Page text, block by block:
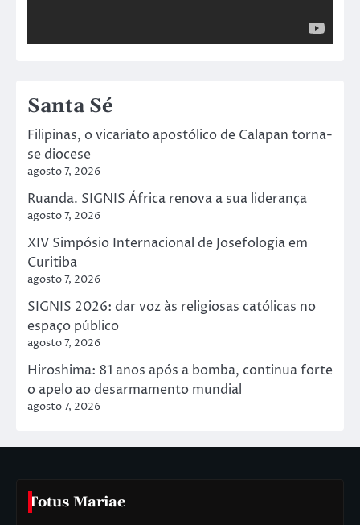
Santa Sé
Filipinas, o vicariato apostólico de Calapan torna-
se diocese
agosto 7, 2026
Ruanda. SIGNIS África renova a sua liderança
agosto 7, 2026
XIV Simpósio Internacional de Josefologia em
Curitiba
agosto 7, 2026
SIGNIS 2026: dar voz às religiosas católicas no
espaço público
agosto 7, 2026
Hiroshima: 81 anos após a bomba, continua forte
o apelo ao desarmamento mundial
agosto 7, 2026
Totus Mariae